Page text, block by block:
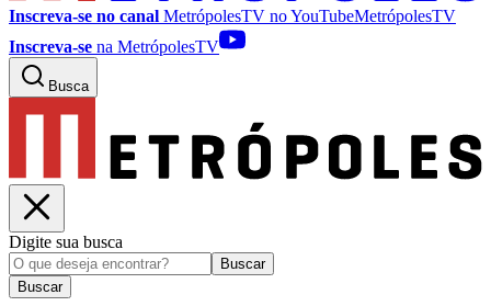
Inscreva-se no canal MetrópolesTV noYouTubeMetrópolesTV
Inscreva-se na MetrópolesTV
Busca
Digite sua busca
Buscar
Buscar